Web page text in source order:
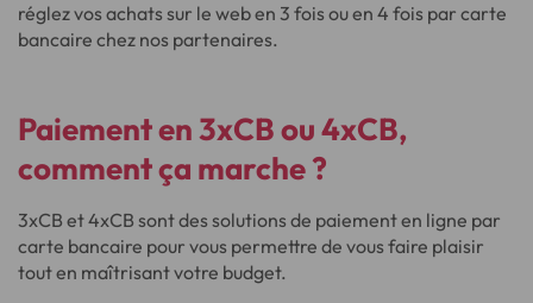
réglez vos achats sur le web en 3 fois ou en 4 fois par carte
bancaire chez nos partenaires.
Paiement en 3xCB ou 4xCB,
comment ça marche ?
3xCB et 4xCB sont des solutions de paiement en ligne par
carte bancaire pour vous permettre de vous faire plaisir
tout en maîtrisant votre budget.